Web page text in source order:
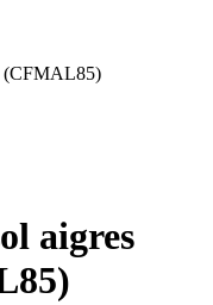
(CFMAL85)
aigres